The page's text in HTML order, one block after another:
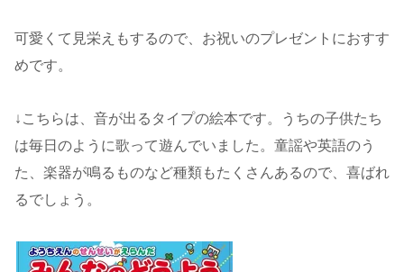
可愛くて見栄えもするので、お祝いのプレゼントにおすす
めです。
↓こちらは、音が出るタイプの絵本です。うちの子供たち
は毎日のように歌って遊んでいました。童謡や英語のう
た、楽器が鳴るものなど種類もたくさんあるので、喜ばれ
るでしょう。